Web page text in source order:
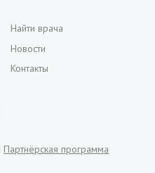
Найти врача
Новости
Контакты
Партнёрская программа